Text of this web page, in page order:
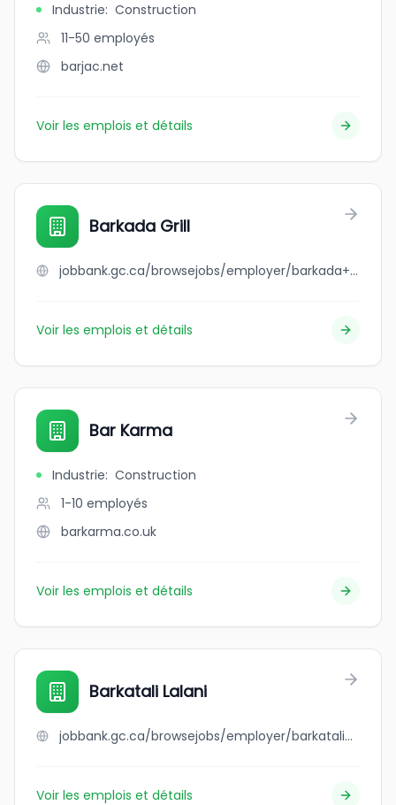
Industrie: Construction
11-50 employés
barjac.net
Voir les emplois et détails
Barkada Grill
jobbank.gc.ca/browsejobs/employer/barkada+grill/ca
Voir les emplois et détails
Bar Karma
Industrie: Construction
1-10 employés
barkarma.co.uk
Voir les emplois et détails
Barkatali Lalani
jobbank.gc.ca/browsejobs/employer/barkatali++lalani/ca
Voir les emplois et détails